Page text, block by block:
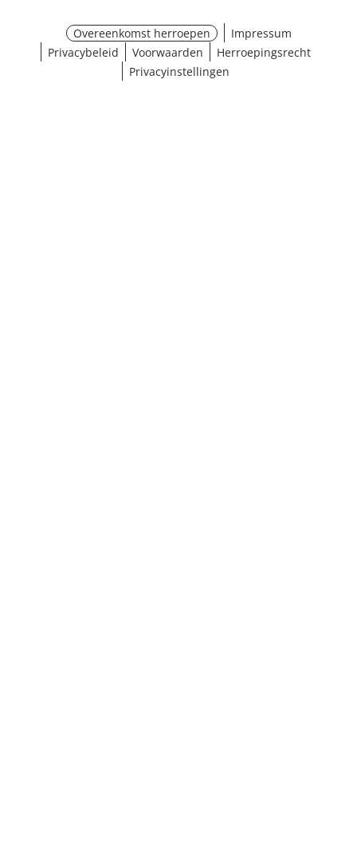
Overeenkomst herroepen
Impressum
Privacybeleid
Voorwaarden
Herroepingsrecht
Privacyinstellingen